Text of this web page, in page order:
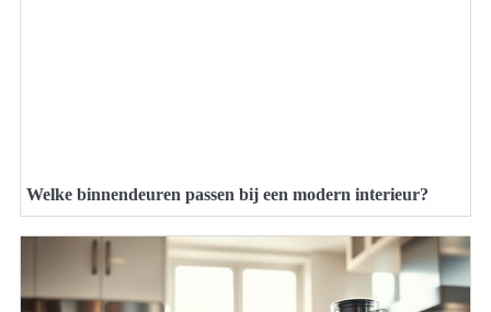
Welke binnendeuren passen bij een modern interieur?